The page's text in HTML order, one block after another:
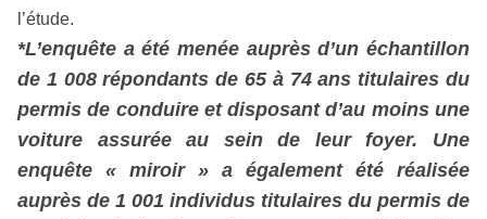
l’étude.
*L’enquête a été menée auprès d’un échantillon
de 1 008 répondants de 65 à 74 ans titulaires du
permis de conduire et disposant d’au moins une
voiture assurée au sein de leur foyer. Une
enquête « miroir » a également été réalisée
auprès de 1 001 individus titulaires du permis de